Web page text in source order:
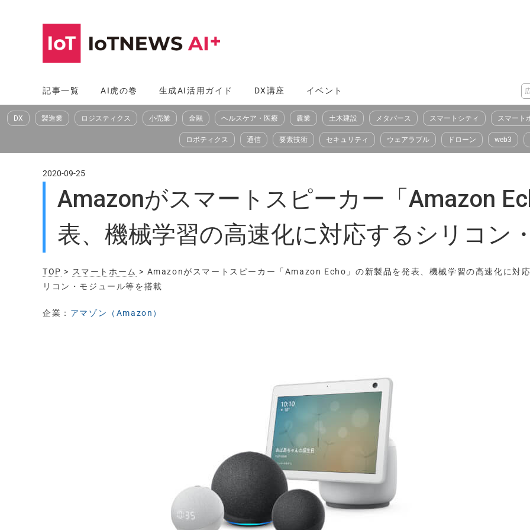
へ
ス
記事一覧 AI虎の巻 生成AI活用ガイド DX講座 イベント
DX 製造業 ロジスティクス 小売業 金融 ヘルスケア・医療 農業 土木建設 メタバース スマートシティ スマート
ロボティクス 通信 要素技術 セキュリティ ウェアラブル ドローン web3
2020-09-25
Amazonがスマートスピーカー「Amazon
表、機械学習の高速化に対応するシリコン
TOP > スマートホーム > Amazonがスマートスピーカー「Amazon Echo」の新製品を発表、機械学習の高速化に対
リコン・モジュール等を搭載
企業： アマゾン（Amazon）